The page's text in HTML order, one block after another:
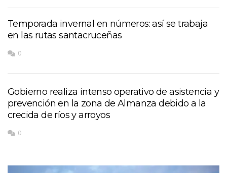
Temporada invernal en números: así se trabaja
en las rutas santacruceñas
0
Gobierno realiza intenso operativo de asistencia y
prevención en la zona de Almanza debido a la
crecida de ríos y arroyos
0